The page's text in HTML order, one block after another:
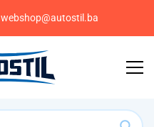
webshop@autostil.ba